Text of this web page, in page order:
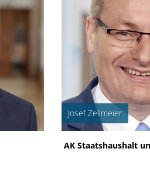
Josef Zellmeier
AK Staatshaushalt